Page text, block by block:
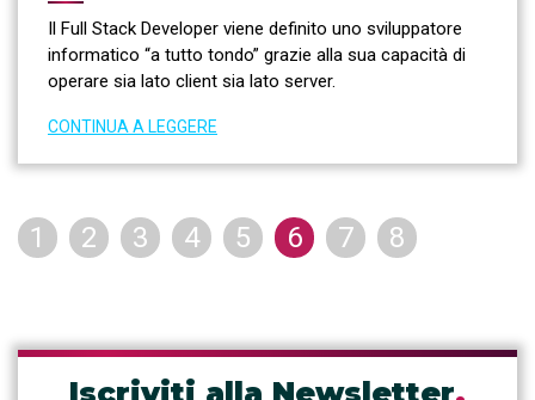
Il Full Stack Developer viene definito uno sviluppatore
informatico “a tutto tondo” grazie alla sua capacità di
operare sia lato client sia lato server.
CONTINUA A LEGGERE
1 2 3 4 5 6 7 8